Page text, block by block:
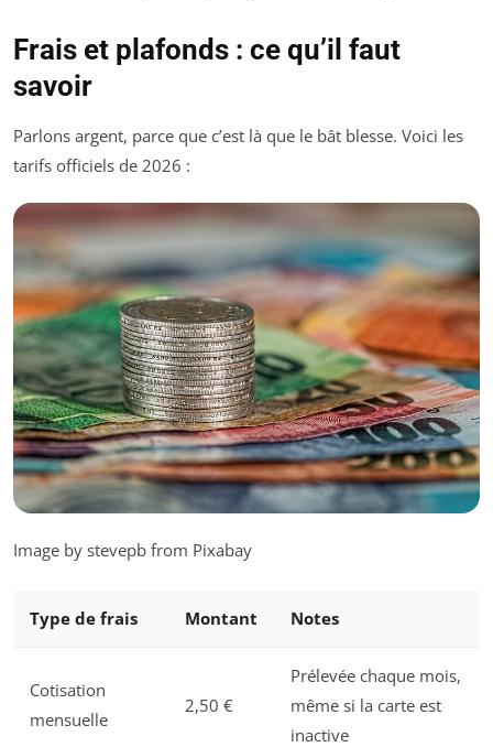
Frais et plafonds : ce qu’il faut
savoir
Parlons argent, parce que c’est là que le bât blesse. Voici les
tarifs officiels de 2026 :
Image by stevepb from Pixabay
Type de frais Montant Notes
Cotisation
mensuelle
2,50 €
Prélevée chaque mois,
même si la carte est
inactive